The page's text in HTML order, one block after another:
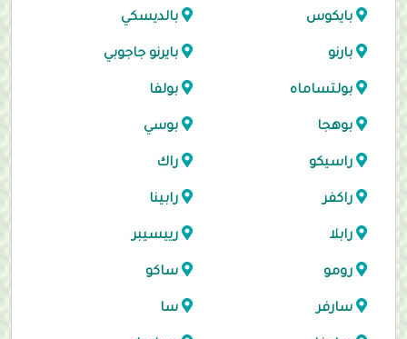
بايكوس بالديسكي
بارنو بايرنو جاجوبي
بولتساماه بولفا
بوهجا بوسي
راسيكو راك
راكفر رابينا
رابلا رييسيبر
رومو ساكو
سارفر سا